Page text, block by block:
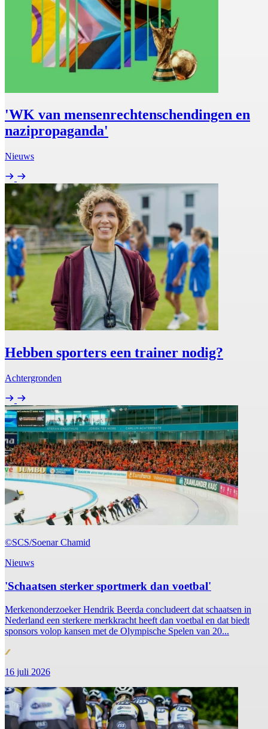
'WK van mensenrechtenschendingen en
nazipropaganda'
Nieuws
Hebben sporters een trainer nodig?
Achtergronden
©SCS/Soenar Chamid
Nieuws
'Schaatsen sterker sportmerk dan voetbal'
Merkenonderzoeker Hendrik Beerda concludeert dat schaatsen in
Nederland een sterkere merkkracht heeft dan voetbal en dat biedt
sponsors volop kansen met de Olympische Spelen van 20...
16 juli 2026